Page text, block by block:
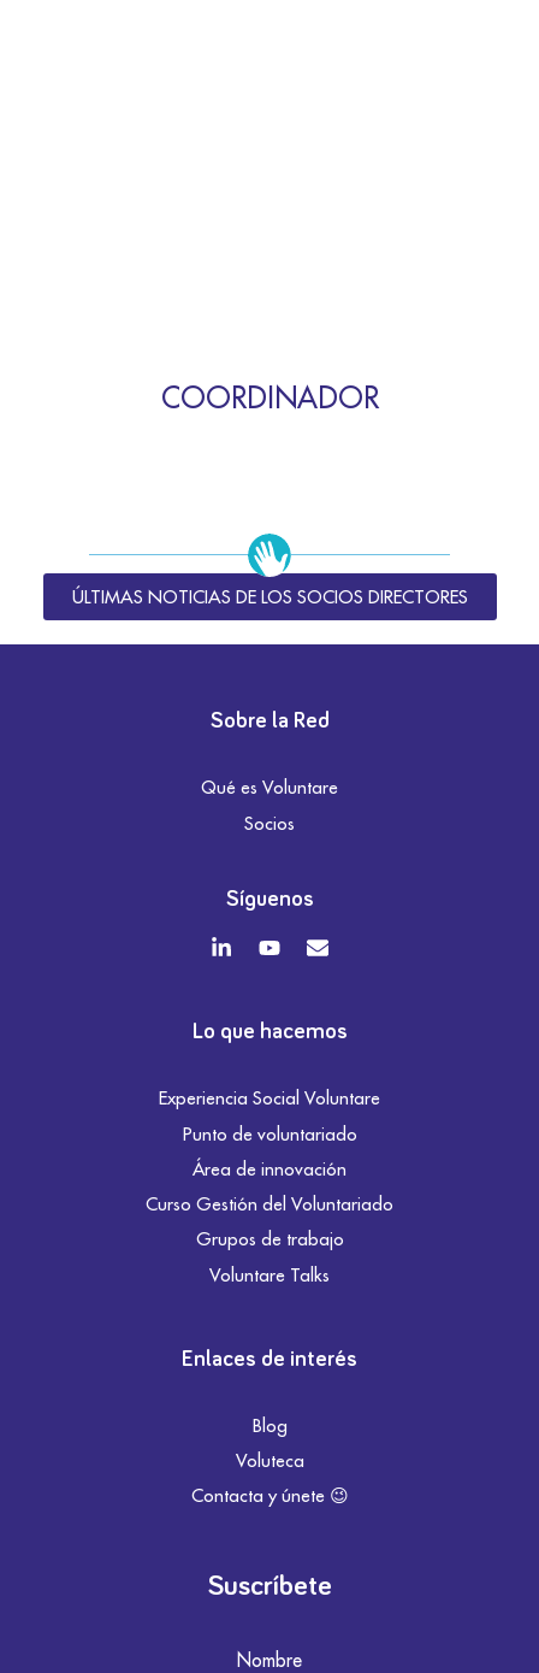
COORDINADOR
ÚLTIMAS NOTICIAS DE LOS SOCIOS DIRECTORES
Sobre la Red
Qué es Voluntare
Socios
Síguenos
Lo que hacemos
Experiencia Social Voluntare
Punto de voluntariado
Área de innovación
Curso Gestión del Voluntariado
Grupos de trabajo
Voluntare Talks
Enlaces de interés
Blog
Voluteca
Contacta y únete 😉
Suscríbete
Nombre